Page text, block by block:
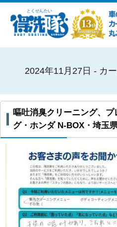
2024年11月27日 - カ
嘔吐消臭クリーニング、
グ・ホンダ N-BOX・埼玉